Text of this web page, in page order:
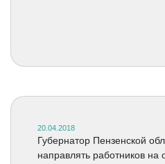
20.04.2018
Губернатор Пензенской
направлять работников на